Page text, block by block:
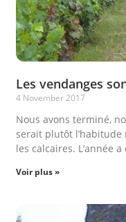
Les vendanges
4 November 2017
Nous avons terminé,
serait plutôt
les calcaires. L’année
Voir plus »